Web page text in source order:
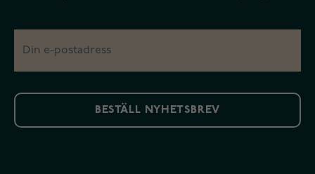
BESTÄLL NYHETSBREV